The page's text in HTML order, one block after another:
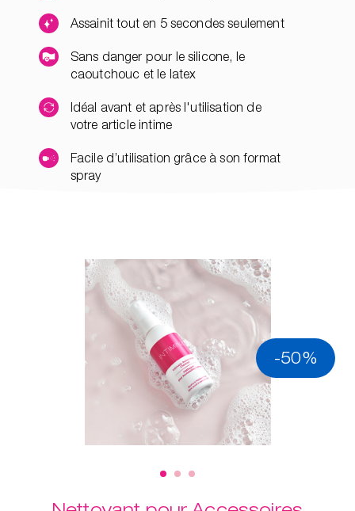
Assainit tout en 5 secondes seulement
Sans danger pour le silicone, le
caoutchouc et le latex
Idéal avant et après l'utilisation de
votre article intime
Facile d’utilisation grâce à son format
spray
-50%